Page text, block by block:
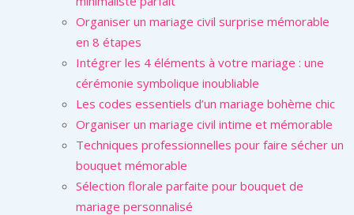
Organiser un mariage civil surprise mémorable
en 8 étapes
Intégrer les 4 éléments à votre mariage : une
cérémonie symbolique inoubliable
Les codes essentiels d’un mariage bohème chic
Organiser un mariage civil intime et mémorable
Techniques professionnelles pour faire sécher un
bouquet mémorable
Sélection florale parfaite pour bouquet de
mariage personnalisé